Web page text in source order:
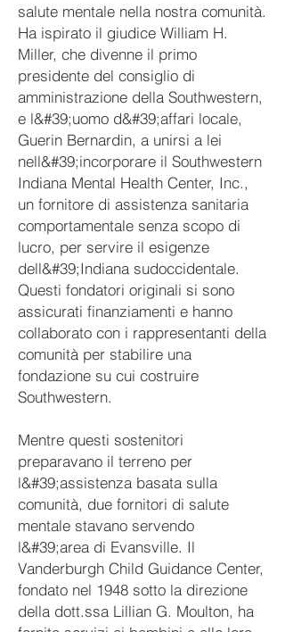
salute mentale nella nostra comunità.
Ha ispirato il giudice William H.
Miller, che divenne il primo
presidente del consiglio di
amministrazione della Southwestern,
e l&#39;uomo d&#39;affari locale,
Guerin Bernardin, a unirsi a lei
nell&#39;incorporare il Southwestern
Indiana Mental Health Center, Inc.,
un fornitore di assistenza sanitaria
comportamentale senza scopo di
lucro, per servire il esigenze
dell&#39;Indiana sudoccidentale.
Questi fondatori originali si sono
assicurati finanziamenti e hanno
collaborato con i rappresentanti della
comunità per stabilire una
fondazione su cui costruire
Southwestern.
Mentre questi sostenitori
preparavano il terreno per
l&#39;assistenza basata sulla
comunità, due fornitori di salute
mentale stavano servendo
l&#39;area di Evansville. Il
Vanderburgh Child Guidance Center,
fondato nel 1948 sotto la direzione
della dott.ssa Lillian G. Moulton, ha